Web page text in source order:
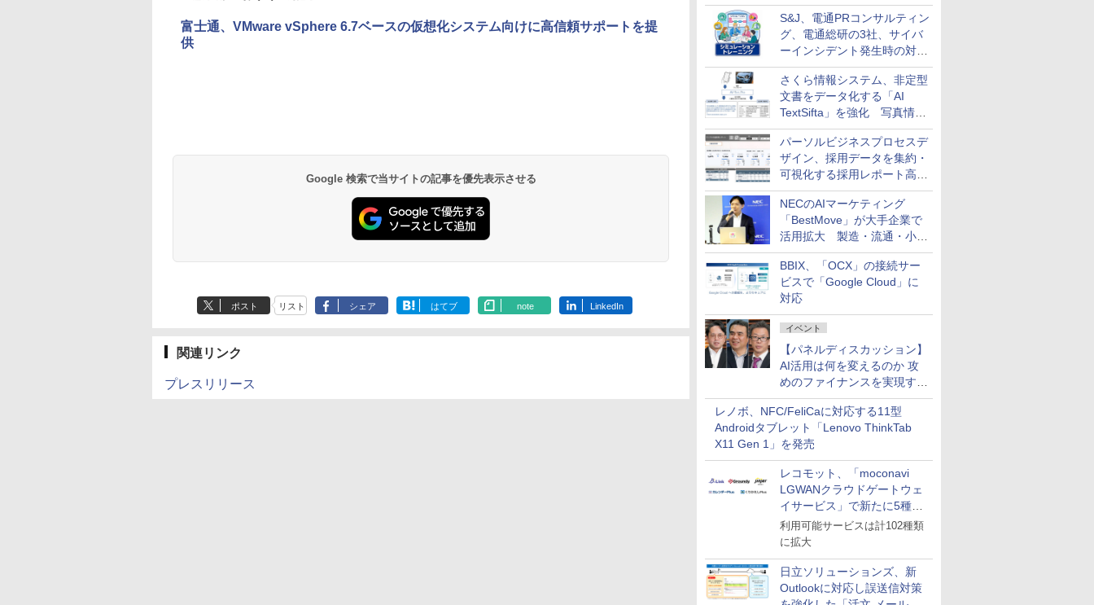
S&J、電通PRコンサルティン
グ、電通総研の3社、サイバ
ーインシデント発生時の対応
と危機管理広報を一体的に訓
練するプログラムを提供
さくら情報システム、非定型
文書をデータ化する「AI
TextSifta」を強化 写真情報
のデータ化などに対応
パーソルビジネスプロセスデ
ザイン、採用データを集約・
可視化する採用レポート高速
化サービスを提供
NECのAIマーケティング
「BestMove」が大手企業で
活用拡大 製造・流通・小売
企業・広告代理店などが実装
フェーズへ
BBIX、「OCX」の接続サー
ビスで「Google Cloud」に
対応
イベント
【パネルディスカッション】
AI活用は何を変えるのか 攻
めのファイナンスを実現する
業務設計とマインドセット変
革
レノボ、NFC/FeliCaに対応する11型
Androidタブレット「Lenovo ThinkTab
X11 Gen 1」を発売
レコモット、「moconavi
LGWANクラウドゲートウェ
イサービス」で新たに5種類
のサービスと連携開始
利用可能サービスは計102種類
に拡大
日立ソリューションズ、新
Outlookに対応し誤送信対策
富士通、VMware vSphere 6.7ベースの仮想化システム向けに高信頼サポートを提
供
Google 検索で当サイトの記事を優先表示させる
ポスト リスト シェア はてブ note LinkedIn
関連リンク
プレスリリース